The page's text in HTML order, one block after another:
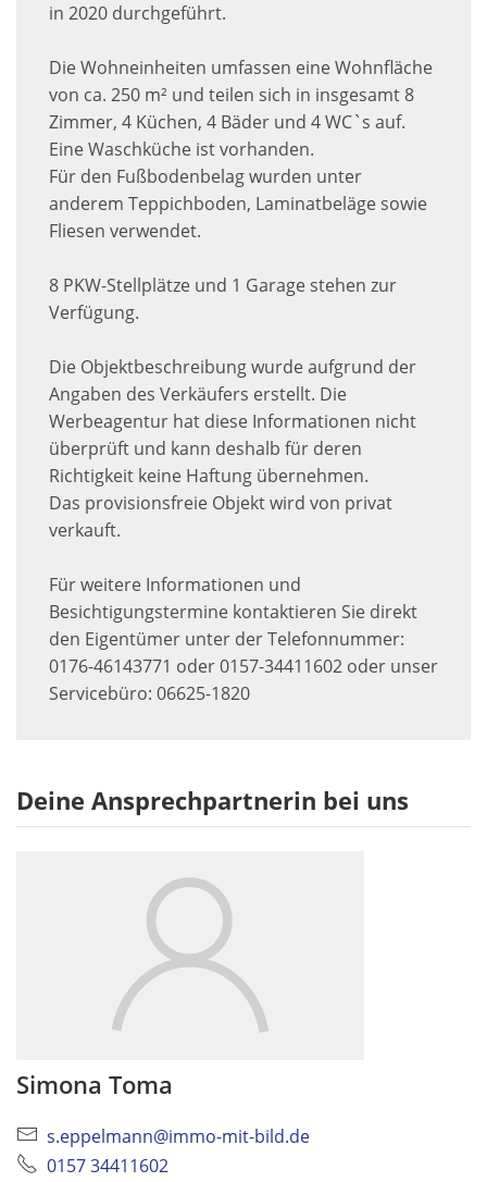
in 2020 durchgeführt.
Die Wohneinheiten umfassen eine Wohnfläche
von ca. 250 m² und teilen sich in insgesamt 8
Zimmer, 4 Küchen, 4 Bäder und 4 WC`s auf.
Eine Waschküche ist vorhanden.
Für den Fußbodenbelag wurden unter
anderem Teppichboden, Laminatbeläge sowie
Fliesen verwendet.
8 PKW-Stellplätze und 1 Garage stehen zur
Verfügung.
Die Objektbeschreibung wurde aufgrund der
Angaben des Verkäufers erstellt. Die
Werbeagentur hat diese Informationen nicht
überprüft und kann deshalb für deren
Richtigkeit keine Haftung übernehmen.
Das provisionsfreie Objekt wird von privat
verkauft.
Für weitere Informationen und
Besichtigungstermine kontaktieren Sie direkt
den Eigentümer unter der Telefonnummer:
0176-46143771 oder 0157-34411602 oder unser
Servicebüro: 06625-1820
Deine Ansprechpartnerin bei uns
Simona Toma
s.eppelmann@immo-mit-bild.de
0157 34411602